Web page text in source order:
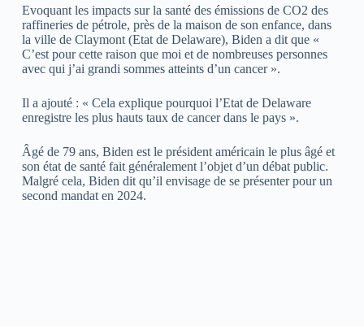
Evoquant les impacts sur la santé des émissions de CO2 des
raffineries de pétrole, près de la maison de son enfance, dans
la ville de Claymont (Etat de Delaware), Biden a dit que «
C’est pour cette raison que moi et de nombreuses personnes
avec qui j’ai grandi sommes atteints d’un cancer ».
Il a ajouté : « Cela explique pourquoi l’Etat de Delaware
enregistre les plus hauts taux de cancer dans le pays ».
Âgé de 79 ans, Biden est le président américain le plus âgé et
son état de santé fait généralement l’objet d’un débat public.
Malgré cela, Biden dit qu’il envisage de se présenter pour un
second mandat en 2024.